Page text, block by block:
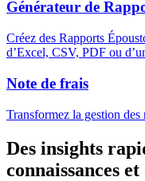
Générateur de
Créez des Rapports
d’Excel, CSV, PDF ou
Note de frais
Transformez la gestion des
Des insights
connaissances et